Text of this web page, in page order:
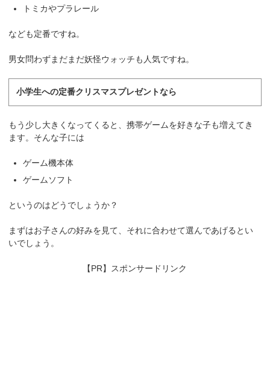
トミカやプラレール
なども定番ですね。
男女問わずまだまだ妖怪ウォッチも人気ですね。
小学生への定番クリスマスプレゼントなら
もう少し大きくなってくると、携帯ゲームを好きな子も増えてき
ます。そんな子には
ゲーム機本体
ゲームソフト
というのはどうでしょうか？
まずはお子さんの好みを見て、それに合わせて選んであげるとい
いでしょう。
【PR】スポンサードリンク